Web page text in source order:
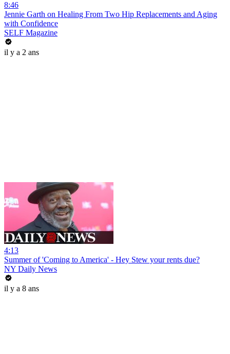
8:46
Jennie Garth on Healing From Two Hip Replacements and Aging
with Confidence
SELF Magazine
il y a 2 ans
4:13
Summer of 'Coming to America' - Hey Stew your rents due?
NY Daily News
il y a 8 ans